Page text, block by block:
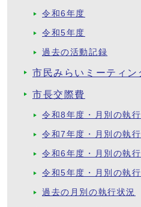
令和6年度
令和5年度
過去の活動記録
市民みらいミーティン
市長交際費
令和8年度・月別の執
令和7年度・月別の執
令和6年度・月別の執
令和5年度・月別の執
過去の月別の執行状況